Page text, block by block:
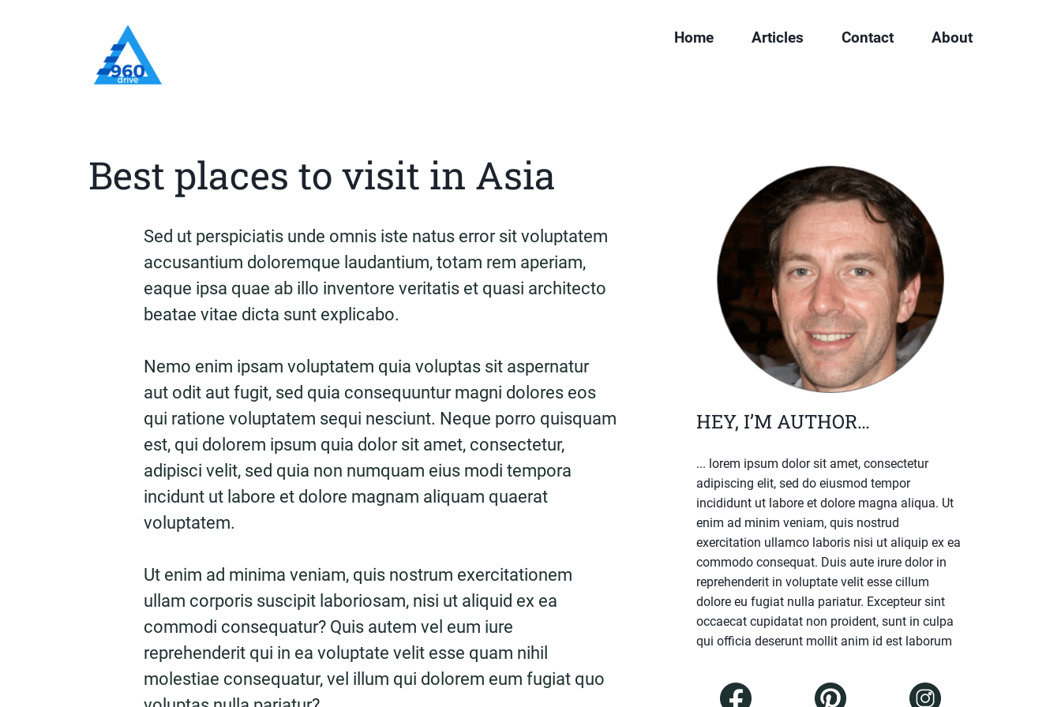
Home Articles Contact About
Best places to visit in Asia
Sed ut perspiciatis unde omnis iste natus error sit voluptatem
accusantium doloremque laudantium, totam rem aperiam,
eaque ipsa quae ab illo inventore veritatis et quasi architecto
beatae vitae dicta sunt explicabo.
Nemo enim ipsam voluptatem quia voluptas sit aspernatur
aut odit aut fugit, sed quia consequuntur magni dolores eos
qui ratione voluptatem sequi nesciunt. Neque porro quisquam
est, qui dolorem ipsum quia dolor sit amet, consectetur,
adipisci velit, sed quia non numquam eius modi tempora
incidunt ut labore et dolore magnam aliquam quaerat
voluptatem.
Ut enim ad minima veniam, quis nostrum exercitationem
ullam corporis suscipit laboriosam, nisi ut aliquid ex ea
commodi consequatur? Quis autem vel eum iure
reprehenderit qui in ea voluptate velit esse quam nihil
molestiae consequatur, vel illum qui dolorem eum fugiat quo
HEY, I’M AUTHOR…
... lorem ipsum dolor sit amet, consectetur
adipiscing elit, sed do eiusmod tempor
incididunt ut labore et dolore magna aliqua. Ut
enim ad minim veniam, quis nostrud
exercitation ullamco laboris nisi ut aliquip ex ea
commodo consequat. Duis aute irure dolor in
reprehenderit in voluptate velit esse cillum
dolore eu fugiat nulla pariatur. Excepteur sint
occaecat cupidatat non proident, sunt in culpa
qui officia deserunt mollit anim id est laborum